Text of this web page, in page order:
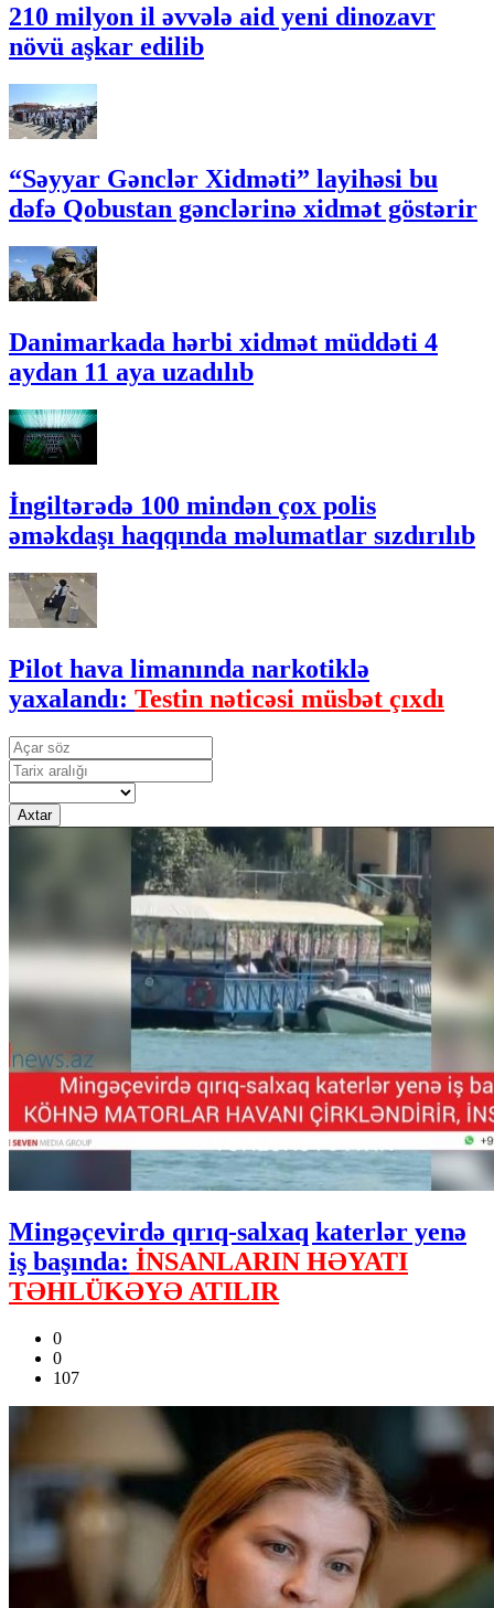
210 milyon il əvvələ aid yeni dinozavr
növü aşkar edilib
“Səyyar Gənclər Xidməti” layihəsi bu
dəfə Qobustan gənclərinə xidmət göstərir
Danimarkada hərbi xidmət müddəti 4
aydan 11 aya uzadılıb
İngiltərədə 100 mindən çox polis
əməkdaşı haqqında məlumatlar sızdırılıb
Pilot hava limanında narkotiklə
yaxalandı: Testin nəticəsi müsbət çıxdı
Axtar
Mingəçevirdə qırıq-salxaq katerlər yenə
iş başında: İNSANLARIN HƏYATI
TƏHLÜKƏYƏ ATILIR
0
0
107